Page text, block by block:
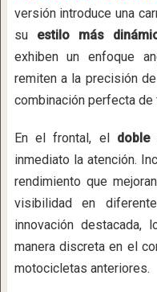
versión introduce una
su estilo más
exhiben un enfoque
remiten a la precisión
combinación perfecta
En el frontal, el doble
inmediato la atención.
rendimiento que
visibilidad en
innovación destacada,
manera discreta en el
motocicletas anteriores.